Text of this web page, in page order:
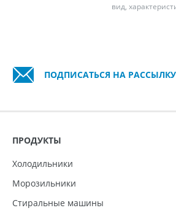
вид,
ПОДПИСАТЬСЯ НА РАССЫЛКУ
ПРОДУКТЫ
Холодильники
Морозильники
Стиральные машины